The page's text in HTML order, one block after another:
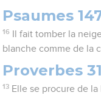
Psaumes
16
Il fait tomber la
blanche comme de la
Proverbes 31
13 Elle se procure de